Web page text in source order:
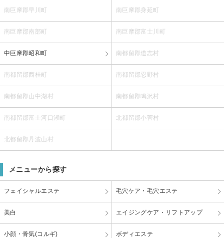
南巨摩郡早川町 南巨摩郡身延町
南巨摩郡南部町 南巨摩郡富士川町
中巨摩郡昭和町 南都留郡道志村
南都留郡西桂町 南都留郡忍野村
南都留郡山中湖村 南都留郡鳴沢村
南都留郡富士河口湖町 北都留郡小菅村
北都留郡丹波山村
メニューから探す
フェイシャルエステ 毛穴ケア・毛穴エステ
美白 エイジングケア・リフトアップ
小顔・骨気(コルギ) ボディエステ